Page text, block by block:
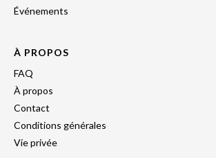
Événements
À PROPOS
FAQ
À propos
Contact
Conditions générales
Vie privée